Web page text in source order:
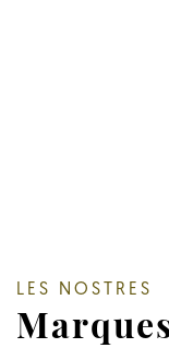
LES NOSTRES